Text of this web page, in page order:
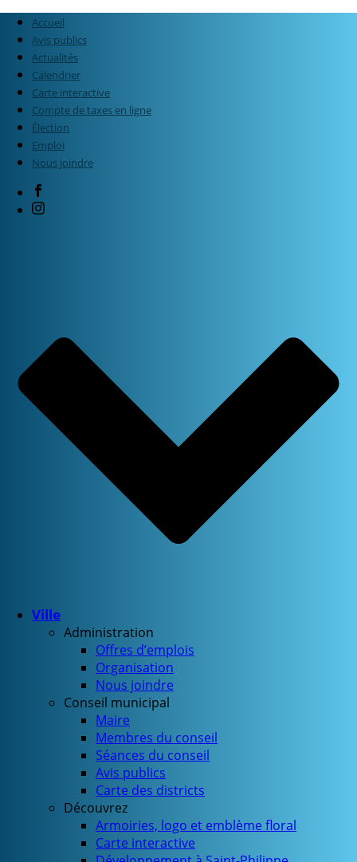
Accueil
Avis publics
Actualités
Calendrier
Carte interactive
Compte de taxes en ligne
Élection
Emploi
Nous joindre
Ville
Administration
Offres d’emplois
Organisation
Nous joindre
Conseil municipal
Maire
Membres du conseil
Séances du conseil
Avis publics
Carte des districts
Découvrez
Armoiries, logo et emblème floral
Carte interactive